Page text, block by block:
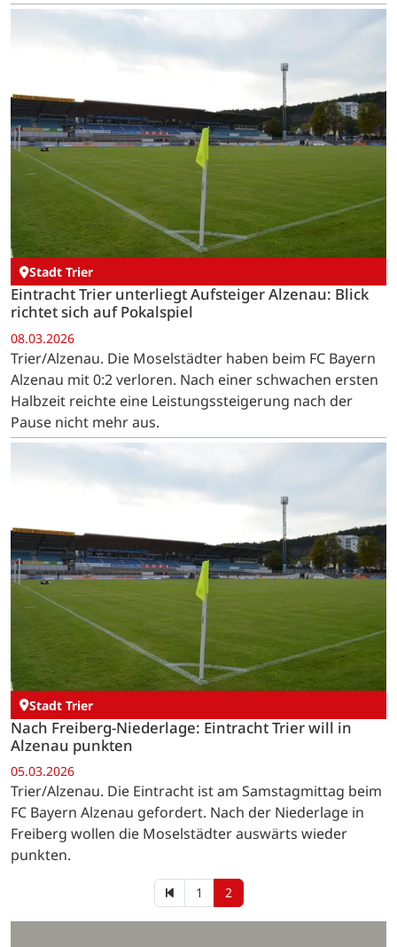
Stadt Trier
Eintracht Trier unterliegt Aufsteiger Alzenau: Blick
richtet sich auf Pokalspiel
08.03.2026
Trier/Alzenau. Die Moselstädter haben beim FC Bayern
Alzenau mit 0:2 verloren. Nach einer schwachen ersten
Halbzeit reichte eine Leistungssteigerung nach der
Pause nicht mehr aus.
Stadt Trier
Nach Freiberg-Niederlage: Eintracht Trier will in
Alzenau punkten
05.03.2026
Trier/Alzenau. Die Eintracht ist am Samstagmittag beim
FC Bayern Alzenau gefordert. Nach der Niederlage in
Freiberg wollen die Moselstädter auswärts wieder
punkten.
1 2